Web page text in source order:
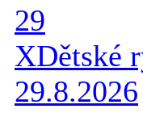
29
XDětské
29.8.2026